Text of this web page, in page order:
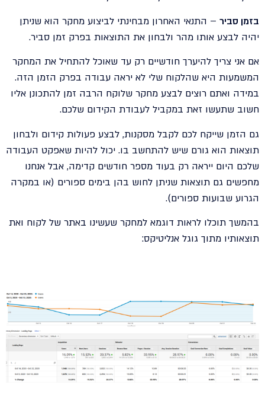
בזמן סביר – התנאי האחרון מבחינתי לביצוע מחקר הוא שניתן
יהיה לבצע אותו מהר ולבחון את התוצאות בפרק זמן סביר.
אם אני צריך להיערך חודשיים רק עד שאוכל להתחיל את המחקר
המשמעות היא שהלקוח שלי לא יראה עבודה בפרק הזמן הזה.
במידה ואתם רוצים לבצע מחקר שלוקח הרבה זמן להתכונן אליו
חשוב שתעשו זאת במקביל לעבודת הקידום שלכם.
גם הזמן שייקח לכם לקבל מסקנות, לבצע פעולות קידום ולבחון
תוצאות הוא גורם שיש להתחשב בו. יכול להיות שאפקט העבודה
שלכם היום ייראה רק בעוד מספר חודשים קדימה, אבל אנחנו
מחפשים גם תוצאות שניתן לחוש בהן בימים ספורים (או במקרה
הגרוע שבועות ספורים).
בהמשך תוכלו לראות דוגמא למחקר שעשינו באתר של לקוח ואת
תוצאותיו מתוך גוגל אנליטיקס: